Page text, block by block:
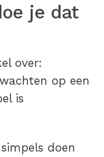
je dat
over:
op een
is
doen